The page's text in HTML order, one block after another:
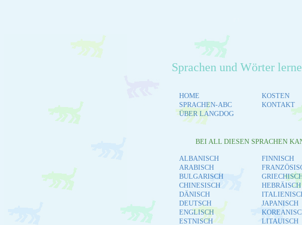
Sprachen und Wörter
HOME
SPRACHEN-ABC
ÜBER LANGDOG
KOSTEN
KONTAKT
BEI ALL DIESEN SPRACHEN
ALBANISCH
ARABISCH
BULGARISCH
CHINESISCH
DÄNISCH
DEUTSCH
ENGLISCH
ESTNISCH
FINNISCH
HEBRÄISCH
JAPANISCH
LITAUISCH